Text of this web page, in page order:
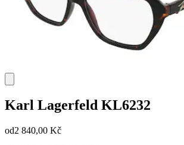
Karl Lagerfeld KL6232
od2 840,00 Kč